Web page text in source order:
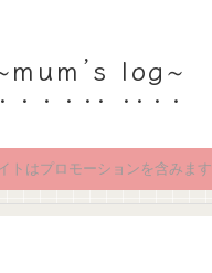
log~
トはプロモーションを含みます